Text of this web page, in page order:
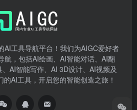
AI工具导航平台！我们为AIGC爱好者
航，包括AI绘画、AI智能对话、AI翻
AI智能写作、AI 3D设计、AI视频及
AI工具，开启您的智能创造之旅！